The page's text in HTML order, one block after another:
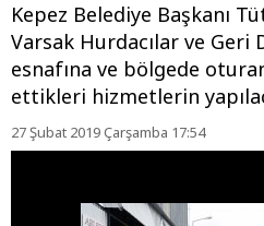
Kepez Belediye Başkanı
Varsak Hurdacılar ve Geri
esnafına ve bölgede
ettikleri hizmetlerin
27 Şubat 2019 Çarşamba 17:54